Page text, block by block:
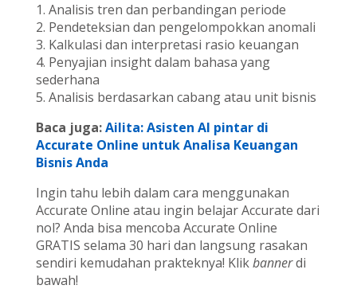
1. Analisis tren dan perbandingan periode
2. Pendeteksian dan pengelompokkan anomali
3. Kalkulasi dan interpretasi rasio keuangan
4. Penyajian insight dalam bahasa yang
sederhana
5. Analisis berdasarkan cabang atau unit bisnis
Baca juga:Ailita: Asisten AI pintar di
Accurate Online untuk Analisa Keuangan
Bisnis Anda
Ingin tahu lebih dalam cara menggunakan
Accurate Online atau ingin belajar Accurate dari
nol? Anda bisa mencoba Accurate Online
GRATIS selama 30 hari dan langsung rasakan
sendiri kemudahan prakteknya! Klikbannerdi
bawah!